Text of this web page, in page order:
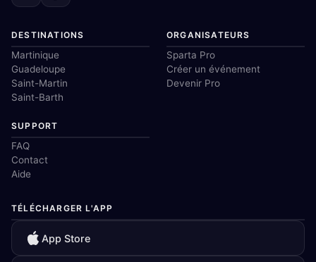
DESTINATIONS
Martinique
Guadeloupe
Saint-Martin
Saint-Barth
ORGANISATEURS
Sparta Pro
Créer un événement
Devenir Pro
SUPPORT
FAQ
Contact
Aide
TÉLÉCHARGER L'APP
App Store